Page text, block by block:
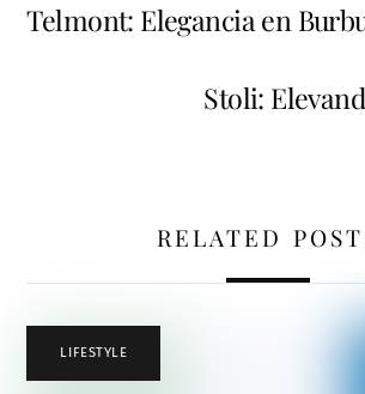
Telmont: Elegancia en
Stoli:
RELATED
LIFESTYLE